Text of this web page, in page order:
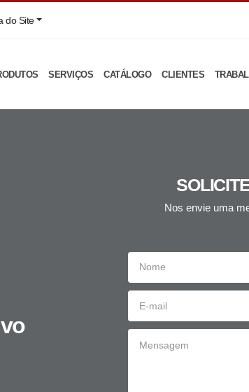
do Site
SERVIÇOS CATÁLOGO CLIENTES
Nos envie uma